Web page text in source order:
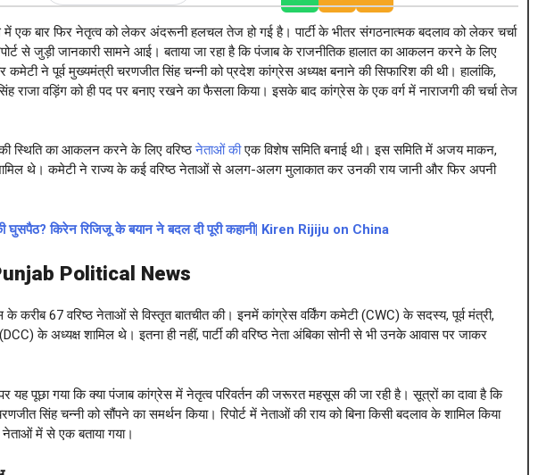
बार फिर नेतृत्व को लेकर अंदरूनी हलचल तेज हो गई है। पार्टी के भीतर संगठनात्मक बदलाव को लेकर चर्चा
से जुड़ी जानकारी सामने आई। बताया जा रहा है कि पंजाब के राजनीतिक हालात का आकलन करने के लिए
ने पूर्व मुख्यमंत्री चरणजीत सिंह चन्नी को प्रदेश कांग्रेस अध्यक्ष बनाने की सिफारिश की थी। हालांकि,
सिंह राजा वड़िंग को ही पद पर बनाए रखने का फैसला किया। इसके बाद कांग्रेस के एक वर्ग में नाराजगी की चर्चा तेज
स्थिति का आकलन करने के लिए वरिष्ठनेताओं कीएक विशेष समिति बनाई थी। इस समिति में अजय माकन,
थे। कमेटी ने राज्य के कई वरिष्ठ नेताओं से अलग-अलग मुलाकात कर उनकी राय जानी और फिर अपनी
घुसपैठ? किरेन रिजिजू के बयान ने बदल दी पूरी कहानी| Kiren Rijiju on China
Political News
के करीब 67 वरिष्ठ नेताओं से विस्तृत बातचीत की। इनमें कांग्रेस वर्किंग कमेटी (CWC) के सदस्य, पूर्व मंत्री,
के अध्यक्ष शामिल थे। इतना ही नहीं, पार्टी की वरिष्ठ नेता अंबिका सोनी से भी उनके आवास पर जाकर
यह पूछा गया कि क्या पंजाब कांग्रेस में नेतृत्व परिवर्तन की जरूरत महसूस की जा रही है। सूत्रों का दावा है कि
सिंह चन्नी को सौंपने का समर्थन किया। रिपोर्ट में नेताओं की राय को बिना किसी बदलाव के शामिल किया
नेताओं में से एक बताया गया।